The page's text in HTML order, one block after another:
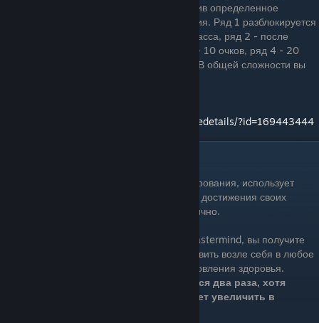
Разблокировать новый ряд можно, потратив определенное
количество очков в данном дереве развития. Ряд 1 разблокируется
после вложения 1 очка в первый навык класса, ряд 2 - после
вложения 5 очков в текущий класс, ряд 3 - 10 очков, ряд 4 - 20
очков, ряд 5 - 30 очков, ряд 6 - 40 очков. В общей сложности вы
http://steamcommunity.com/sharedfiles/filedetails/?id=169443444
Mastermind - мастер манипулирования, использует
окружающих его личностей для достижения своих
целей, не запачкав руки самолично.
Вложив первое очко в дерево развития Mastermind, вы получите
доступ к аптечке, которую сможете установить возле себя в любое
время. Аптечка используется для восстановления здоровья.
От одной аптечки можно восстановиться два раза, хотя
количество использований можно будет увеличить в